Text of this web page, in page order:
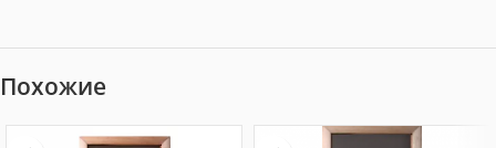
Похожие